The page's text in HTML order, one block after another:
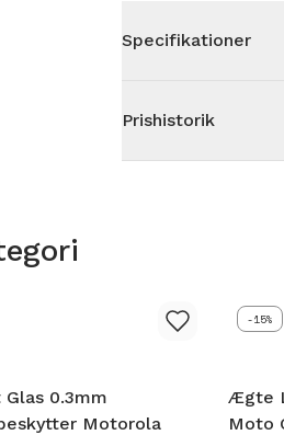
Specifikationer
Prishistorik
0.3mm
Motorola
-15%
Ægte
Moto